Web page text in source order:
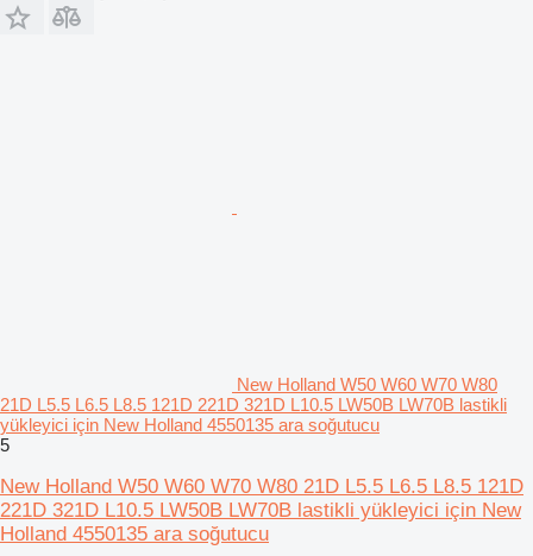
New Holland W50 W60 W70 W80
21D L5.5 L6.5 L8.5 121D 221D 321D L10.5 LW50B LW70B lastikli
yükleyici için New Holland 4550135 ara soğutucu
5
New Holland W50 W60 W70 W80 21D L5.5 L6.5 L8.5 121D
221D 321D L10.5 LW50B LW70B lastikli yükleyici için New
Holland 4550135 ara soğutucu